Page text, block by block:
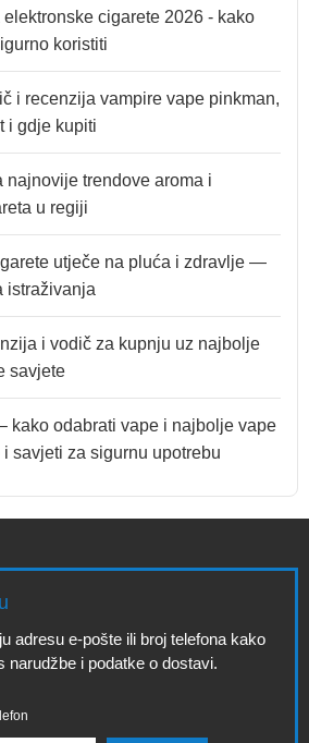
cigarete 2026 - kako
koristiti
i recenzija vampire vape pinkman,
i gdje kupiti
najnovije trendove aroma i
u regiji
utječe na pluća i zdravlje —
istraživanja
i vodič za kupnju uz najbolje
savjete
kako odabrati vape i najbolje vape
savjeti za sigurnu upotrebu
adresu e-pošte ili broj telefona kako
narudžbe i podatke o dostavi.